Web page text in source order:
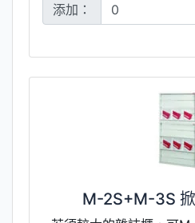
添加：
M-2S+M-3S